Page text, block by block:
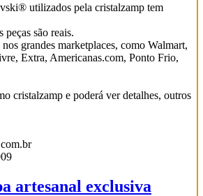
utilizados pela cristalzamp tem
peças são reais.
grandes marketplaces, como Walmart,
Extra, Americanas.com, Ponto Frio,
cristalzamp e poderá ver detalhes, outros
artesanal exclusiva